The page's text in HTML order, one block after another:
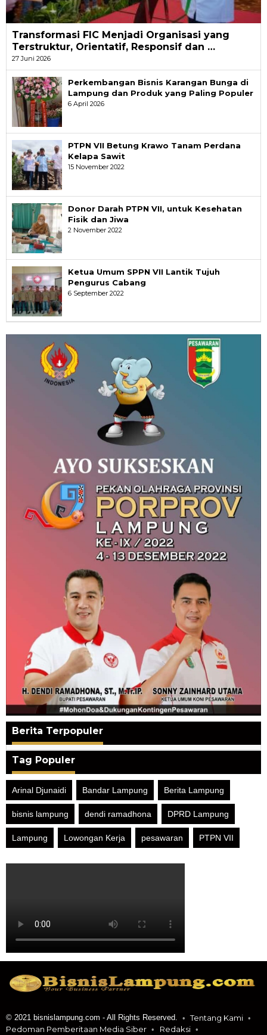
Transformasi FIC Menjadi Organisasi yang
Terstruktur, Orientatif, Responsif dan …
27 Juni 2026
Perkembangan Bisnis Karangan Bunga di
Lampung dan Produk yang Paling Populer
6 April 2026
PTPN VII Betung Krawo Tanam Perdana
Kelapa Sawit
15 November 2022
Donor Darah PTPN VII, untuk Kesehatan
Fisik dan Jiwa
2 November 2022
Ketua Umum SPPN VII Lantik Tujuh
Pengurus Cabang
6 September 2022
Berita Terpopuler
Tag Populer
Arinal Djunaidi Bandar Lampung Berita Lampung
bisnis lampung dendi ramadhona DPRD Lampung
Lampung Lowongan Kerja pesawaran PTPN VII
© 2021 bisnislampung.com - All Rights Reserved.
Tentang Kami
Pedoman Pemberitaan Media Siber
Redaksi